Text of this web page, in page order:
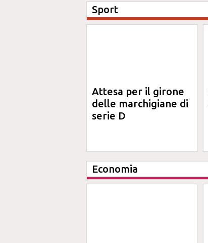
Sport
Attesa per il girone
delle marchigiane di
serie D
Economia